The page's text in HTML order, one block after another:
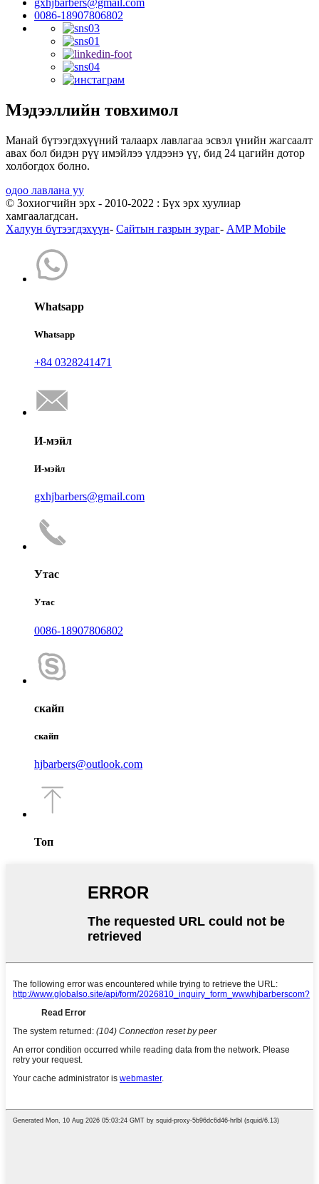
gxhjbarbers@gmail.com
0086-18907806802
Мэдээллийн товхимол
Манай бүтээгдэхүүний талаарх лавлагаа эсвэл үнийн жагсаалт
авах бол бидэн рүү имэйлээ үлдээнэ үү, бид 24 цагийн дотор
холбогдох болно.
одоо лавлана уу
© Зохиогчийн эрх - 2010-2022 : Бүх эрх хуулиар
хамгаалагдсан.
Халуун бүтээгдэхүүн- Сайтын газрын зураг- AMP Mobile
Whatsapp
Whatsapp
+84 0328241471
И-мэйл
И-мэйл
gxhjbarbers@gmail.com
Утас
Утас
0086-18907806802
скайп
скайп
hjbarbers@outlook.com
Топ